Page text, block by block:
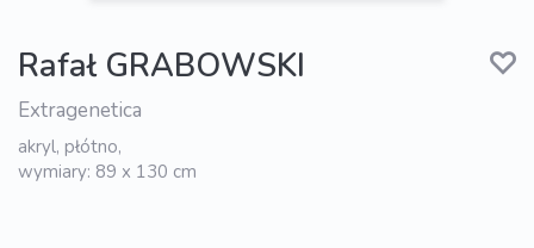
Rafał GRABOWSKI
Extragenetica
akryl, płótno,
wymiary: 89 x 130 cm